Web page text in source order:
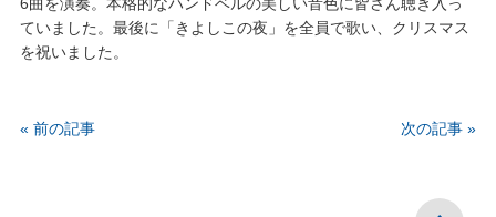
ていました。最後に「きよしこの夜」を全員で歌い、クリスマス
を祝いました。
« 前の記事 次の記事 »